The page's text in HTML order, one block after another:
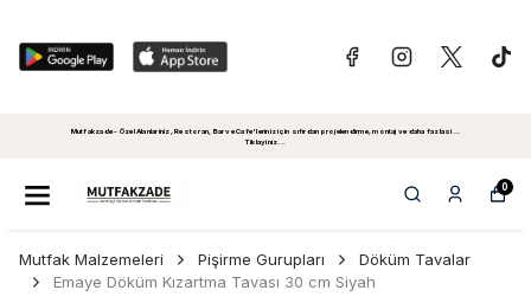
Mutfakzade - Özel Alanlariniz, Restoran, Bar ve Cafe'leriniz için sıfırdan projelendirme, montaj ve daha fazlasi...
Tiklayiniz...
0
Mutfak Malzemeleri Pişirme Gurupları
Döküm Tavalar
Emaye Döküm Kızartma Tavası 30 cm Siyah